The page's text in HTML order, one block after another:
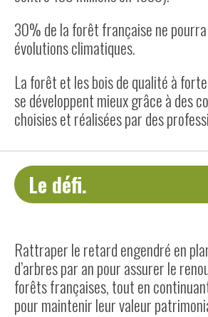
30% de la forêt française ne pourra
évolutions climatiques.
La forêt et les bois de qualité à
se développent mieux grâce à des
choisies et réalisées par des
Le défi.
Rattraper le retard engendré en
d’arbres par an pour assurer le
forêts françaises, tout en
pour maintenir leur valeur